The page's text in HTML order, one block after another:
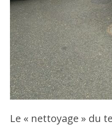
Le « nettoyage » du